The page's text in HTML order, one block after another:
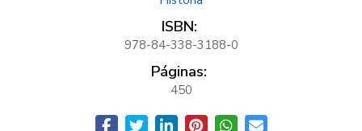
ISBN:
978-84-338-3188-0
Páginas:
450